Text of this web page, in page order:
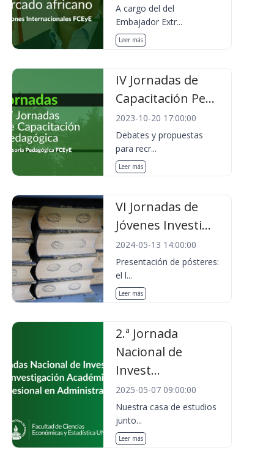
A cargo del del
Embajador Extr...
Leer más
IV Jornadas de
Capacitación Pe...
2023-10-20 17:00:00
Debates y propuestas
para recr...
Leer más
VI Jornadas de
Jóvenes Investi...
2024-05-13 14:00:00
Presentación de pósteres:
el l...
Leer más
2.ª Jornada
Nacional de
Invest...
2025-05-07 09:00:00
Nuestra casa de estudios
junto...
Leer más